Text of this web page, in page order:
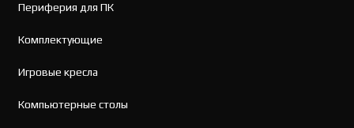
Периферия для ПК
Комплектующие
Игровые кресла
Компьютерные столы